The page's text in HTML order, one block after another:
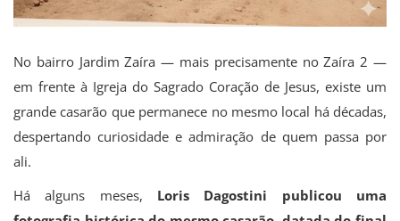
No bairro Jardim Zaíra — mais precisamente no Zaíra 2 —
em frente à Igreja do Sagrado Coração de Jesus, existe um
grande casarão que permanece no mesmo local há décadas,
despertando curiosidade e admiração de quem passa por
ali.
Há alguns meses, Loris Dagostini publicou uma